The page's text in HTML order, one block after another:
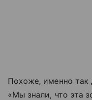
Похоже, именно так
«Мы знали, что эта